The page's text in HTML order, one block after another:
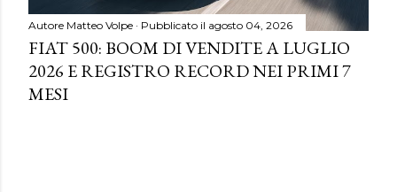
Autore Matteo Volpe Pubblicato il agosto 04, 2026
FIAT 500: BOOM DI VENDITE A LUGLIO
2026 E REGISTRO RECORD NEI PRIMI 7
MESI